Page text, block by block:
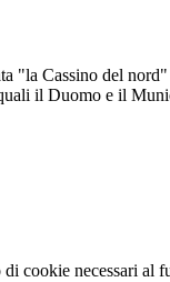
"la Cassino del
il Duomo e il
cookie necessari al